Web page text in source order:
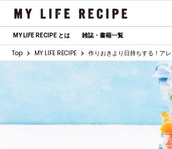
MY LIFE RECIPE とは 雑誌・書籍一覧
Top MY LIFE RECIPE 作りおきより日持ちする！ア